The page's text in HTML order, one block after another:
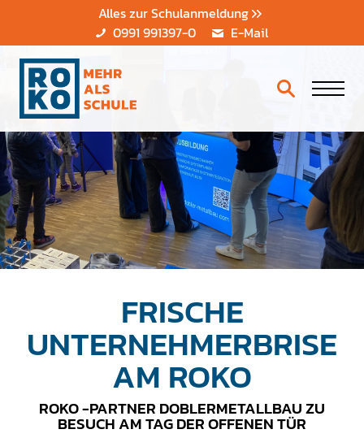
Alles zur Schulanmeldung
0991 991397-0
E-Mail
FRISCHE
UNTERNEHMERBRISE
AM ROKO
ROKO -PARTNER DOBLERMETALLBAU ZU
BESUCH AM TAG DER OFFENEN TÜR